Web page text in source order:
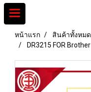
หน้าแรก สินค้าทั้งหมด
DR3215 FOR Brother